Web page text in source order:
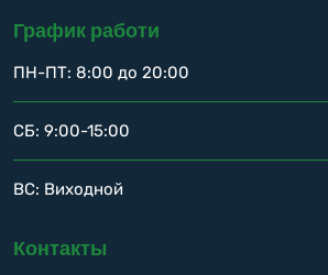
График работи
ПН-ПТ: 8:00 до 20:00
СБ: 9:00-15:00
ВС: Виходной
Контакты